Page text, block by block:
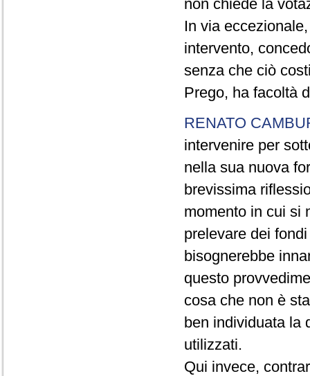
non chiede la
In via
intervento,
senza che ciò
Prego, ha facoltà
RENATO
intervenire per
nella sua nuova
brevissima
momento in cui si
prelevare dei
bisognerebbe
questo
cosa che non è
ben individuata la
utilizzati.
Qui invece,